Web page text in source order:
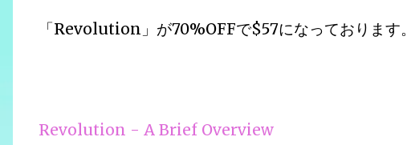
「Revolution」が70%OFFで$57になっております。
Revolution - A Brief Overview